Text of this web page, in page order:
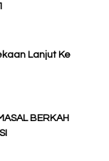
Lanjut Ke
BERKAH